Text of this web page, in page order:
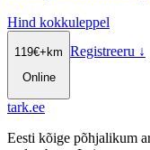
Hind kokkuleppel
119€+km
Online
Registreeru ↓
tark.ee
Eesti kõige põhjalikum